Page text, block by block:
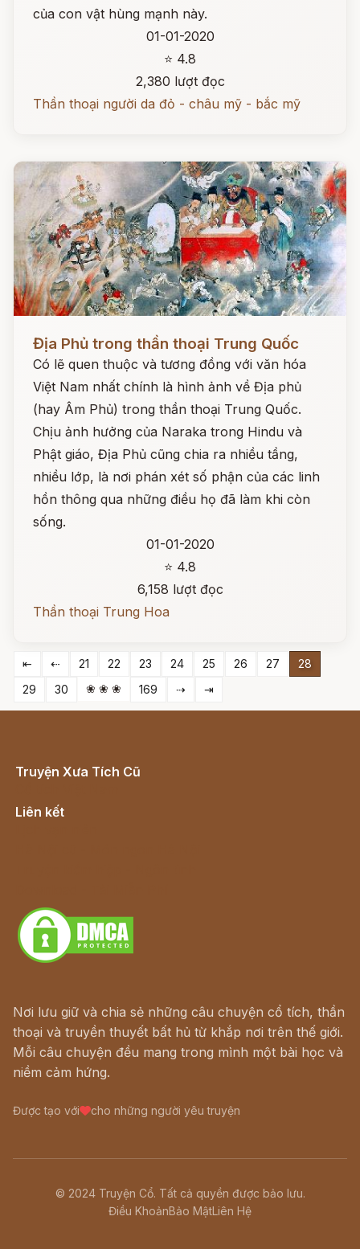
của con vật hùng mạnh này.
01-01-2020
⭐ 4.8
2,380 lượt đọc
Thần thoại người da đỏ - châu mỹ - bắc mỹ
Địa Phủ trong thần thoại Trung Quốc
Có lẽ quen thuộc và tương đồng với văn hóa
Việt Nam nhất chính là hình ảnh về Địa phủ
(hay Âm Phủ) trong thần thoại Trung Quốc.
Chịu ảnh hưởng của Naraka trong Hindu và
Phật giáo, Địa Phủ cũng chia ra nhiều tầng,
nhiều lớp, là nơi phán xét số phận của các linh
hồn thông qua những điều họ đã làm khi còn
sống.
01-01-2020
⭐ 4.8
6,158 lượt đọc
Thần thoại Trung Hoa
⇤ ⇠ 21 22 23 24 25 26 27
28
29
30 ❀ ❀ ❀ 169 ⇢ ⇥
Truyện Xưa Tích Cũ
Liên kết
Nơi lưu giữ và chia sẻ những câu chuyện cổ tích, thần
thoại và truyền thuyết bất hủ từ khắp nơi trên thế giới.
Mỗi câu chuyện đều mang trong mình một bài học và
niềm cảm hứng.
Được tạo với cho những người yêu truyện
© 2024 Truyện Cổ. Tất cả quyền được bảo lưu.
Điều KhoảnBảo MậtLiên Hệ